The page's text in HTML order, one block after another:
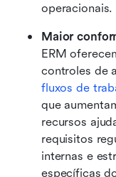
operacionais.
Maior
ERM
fluxos de
que
recursos
requisitos
internas e
específicas